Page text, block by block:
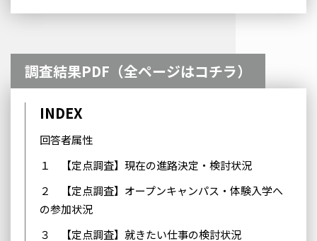
調査結果PDF（全ページはコチラ）
INDEX
回答者属性
１ 【定点調査】現在の進路決定・検討状況
２ 【定点調査】オープンキャンパス・体験入学へ
の参加状況
３ 【定点調査】就きたい仕事の検討状況